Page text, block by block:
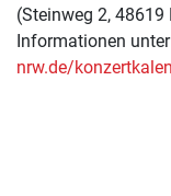
(Steinweg 2, 48619
Informationen unter
nrw.de/